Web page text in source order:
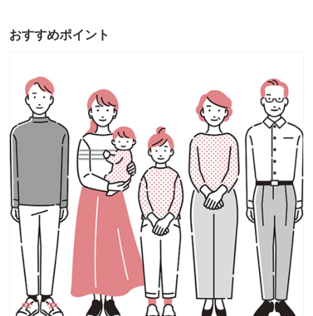
おすすめポイント